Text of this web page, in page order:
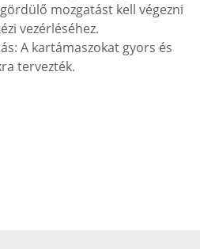
mozgatást kell végezni
vezérléséhez.
A kartámaszokat gyors és
tervezték.